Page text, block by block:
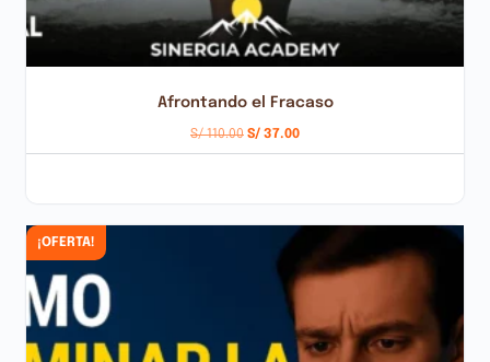
Afrontando el Fracaso
S/110.00 S/ 37.00
¡OFERTA!